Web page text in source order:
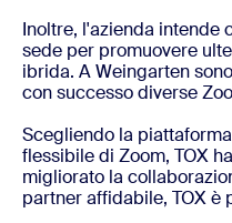
Inoltre, l'azienda intende
sede per promuovere
ibrida. A Weingarten
con successo diverse
Scegliendo la
flessibile di Zoom, TOX
migliorato la
partner affidabile, TOX è